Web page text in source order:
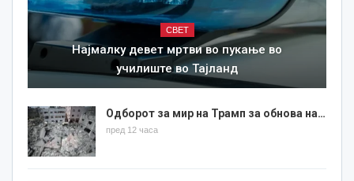
СВЕТ
Најмалку девет мртви во пукање во
училиште во Тајланд
Одборот за мир на Трамп за обнова на…
пред 12 часа